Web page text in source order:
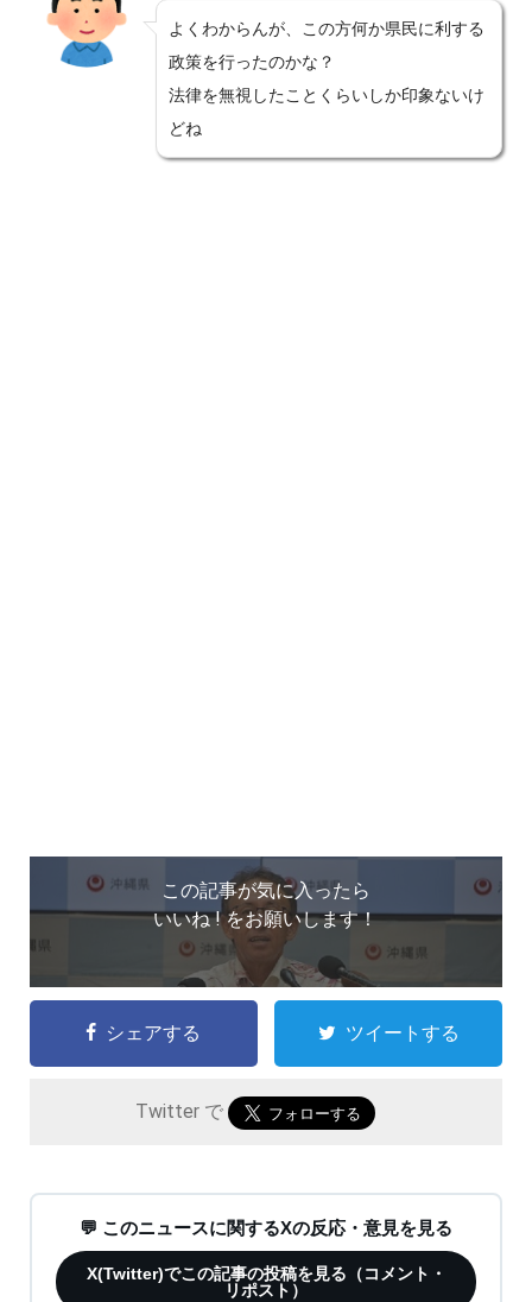
よくわからんが、この方何か県民に利する
政策を行ったのかな？
法律を無視したことくらいしか印象ないけ
どね
この記事が気に入ったら
いいね ! をお願いします！
シェアする ツイートする
Twitter で
💬 このニュースに関するXの反応・意見を見る
X(Twitter)でこの記事の投稿を見る（コメント・
リポスト）